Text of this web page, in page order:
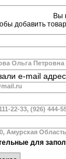
Вы
добавить
Ольга Петровна
22-33, (926) 444-
Амурская
для